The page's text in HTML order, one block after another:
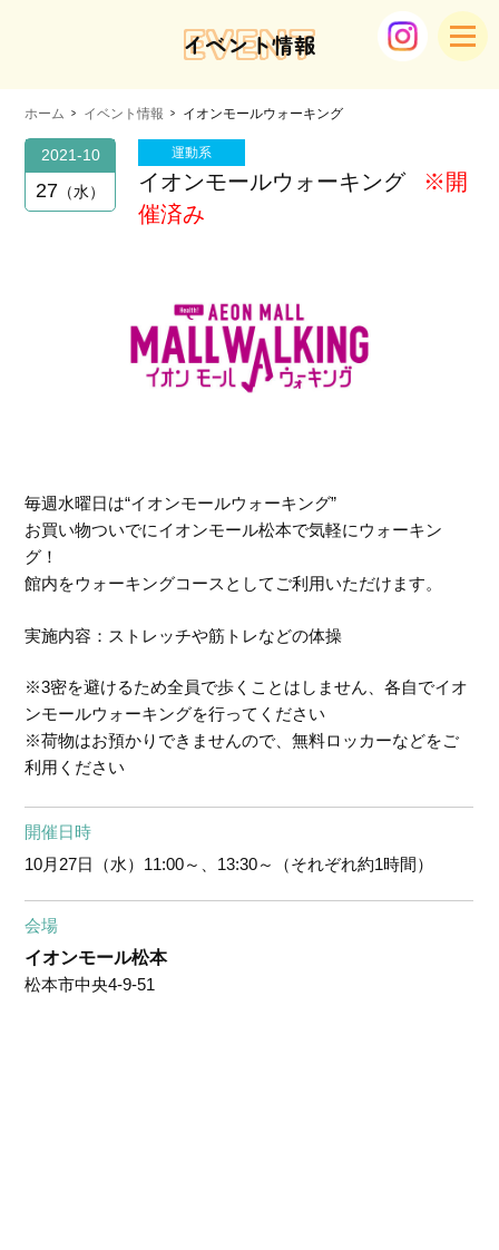
EVENT
イベント情報
ホーム イベント情報 イオンモールウォーキング
2021-10
27 水
運動系
イオンモールウォーキング
※開
催済み
毎週水曜日は“イオンモールウォーキング”
お買い物ついでにイオンモール松本で気軽にウォーキン
グ！
館内をウォーキングコースとしてご利用いただけます。
実施内容：ストレッチや筋トレなどの体操
※3密を避けるため全員で歩くことはしません、各自でイオ
ンモールウォーキングを行ってください
※荷物はお預かりできませんので、無料ロッカーなどをご
利用ください
開催日時
10月27日（水） 11:00～、13:30～（それぞれ約1時間）
会場
イオンモール松本
松本市中央4-9-51